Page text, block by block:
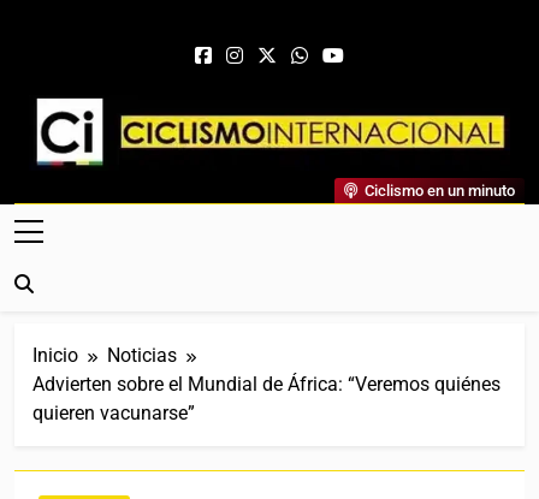
Ciclismo Internacional
Web Dedicada Al Ciclismo Mundial. Entrevistas, Análisis,
Crónicas, Previas Y Más. La Web Ciclista De Referencia.
Ciclismo en un minuto
Inicio
Noticias
Advierten sobre el Mundial de África: “Veremos quiénes
quieren vacunarse”